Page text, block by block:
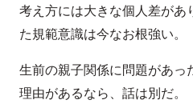
考え方には大きな個人差があ
た規範意識は今なお根強い。
生前の親子関係に問題があ
理由があるなら、話は別だ。